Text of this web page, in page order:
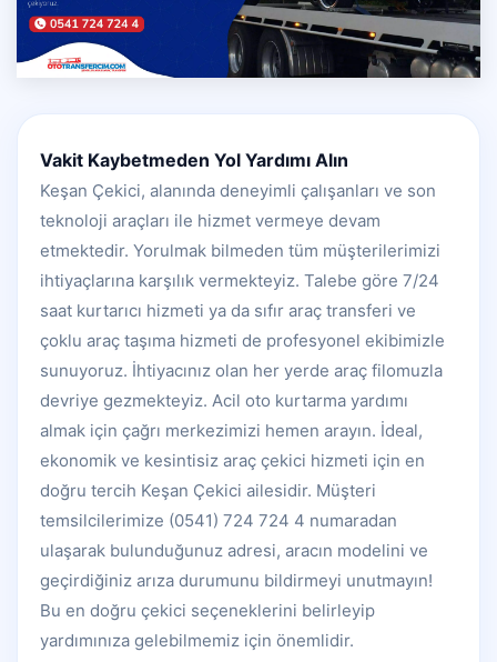
Vakit Kaybetmeden Yol Yardımı Alın
Keşan Çekici, alanında deneyimli çalışanları ve son
teknoloji araçları ile hizmet vermeye devam
etmektedir. Yorulmak bilmeden tüm müşterilerimizi
ihtiyaçlarına karşılık vermekteyiz. Talebe göre 7/24
saat kurtarıcı hizmeti ya da sıfır araç transferi ve
çoklu araç taşıma hizmeti de profesyonel ekibimizle
sunuyoruz. İhtiyacınız olan her yerde araç filomuzla
devriye gezmekteyiz. Acil oto kurtarma yardımı
almak için çağrı merkezimizi hemen arayın. İdeal,
ekonomik ve kesintisiz araç çekici hizmeti için en
doğru tercih Keşan Çekici ailesidir. Müşteri
temsilcilerimize (0541) 724 724 4 numaradan
ulaşarak bulunduğunuz adresi, aracın modelini ve
geçirdiğiniz arıza durumunu bildirmeyi unutmayın!
Bu en doğru çekici seçeneklerini belirleyip
yardımınıza gelebilmemiz için önemlidir.